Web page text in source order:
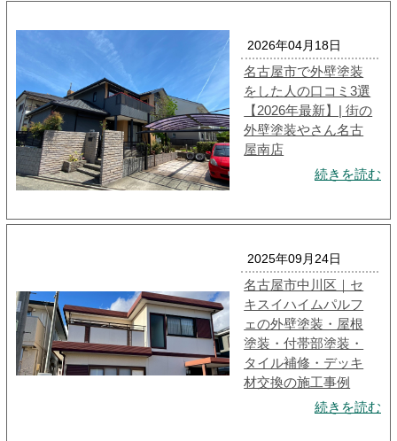
2026年04月18日
名古屋市で外壁塗装
をした人の口コミ3選
【2026年最新】| 街の
外壁塗装やさん名古
屋南店
続きを読む
2025年09月24日
名古屋市中川区｜セ
キスイハイムパルフ
ェの外壁塗装・屋根
塗装・付帯部塗装・
タイル補修・デッキ
材交換の施工事例
続きを読む